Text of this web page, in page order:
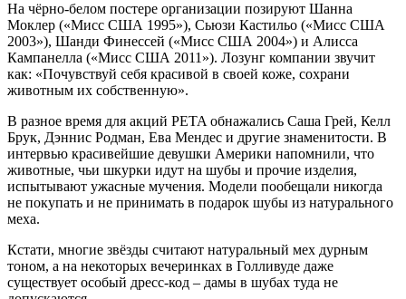
На чёрно-белом постере организации позируют Шанна
Моклер («Мисс США 1995»), Сьюзи Кастильо («Мисс США
2003»), Шанди Финессей («Мисс США 2004») и Алисса
Кампанелла («Мисс США 2011»). Лозунг компании звучит
как: «Почувствуй себя красивой в своей коже, сохрани
животным их собственную».
В разное время для акций PETA обнажались Саша Грей, Келл
Брук, Дэннис Родман, Ева Мендес и другие знаменитости. В
интервью красивейшие девушки Америки напомнили, что
животные, чьи шкурки идут на шубы и прочие изделия,
испытывают ужасные мучения. Модели пообещали никогда
не покупать и не принимать в подарок шубы из натурального
меха.
Кстати, многие звёзды считают натуральный мех дурным
тоном, а на некоторых вечеринках в Голливуде даже
существует особый дресс-код – дамы в шубах туда не